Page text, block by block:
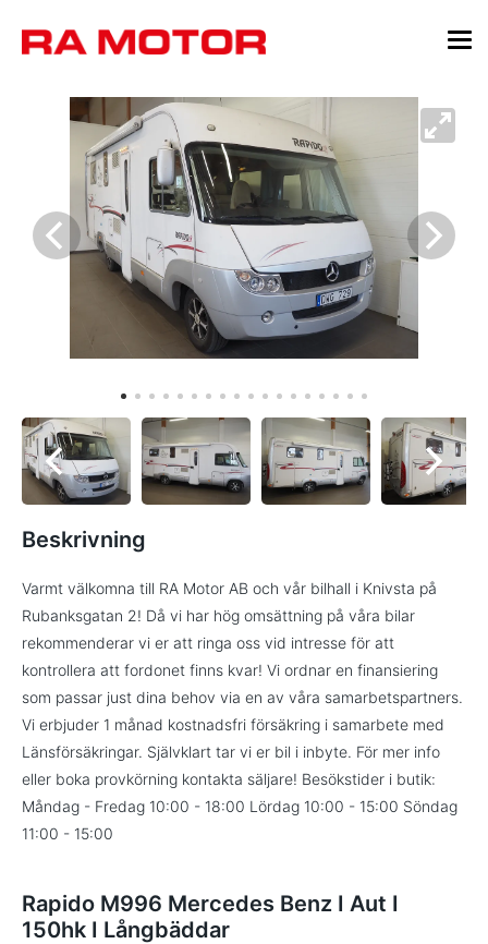
Beskrivning
Varmt välkomna till RA Motor AB och vår bilhall i Knivsta på
Rubanksgatan 2! Då vi har hög omsättning på våra bilar
rekommenderar vi er att ringa oss vid intresse för att
kontrollera att fordonet finns kvar! Vi ordnar en finansiering
som passar just dina behov via en av våra samarbetspartners.
Vi erbjuder 1 månad kostnadsfri försäkring i samarbete med
Länsförsäkringar. Självklart tar vi er bil i inbyte. För mer info
eller boka provkörning kontakta säljare! Besökstider i butik:
Måndag - Fredag 10:00 - 18:00 Lördag 10:00 - 15:00 Söndag
11:00 - 15:00
Rapido M996 Mercedes Benz I Aut I
150hk I Långbäddar